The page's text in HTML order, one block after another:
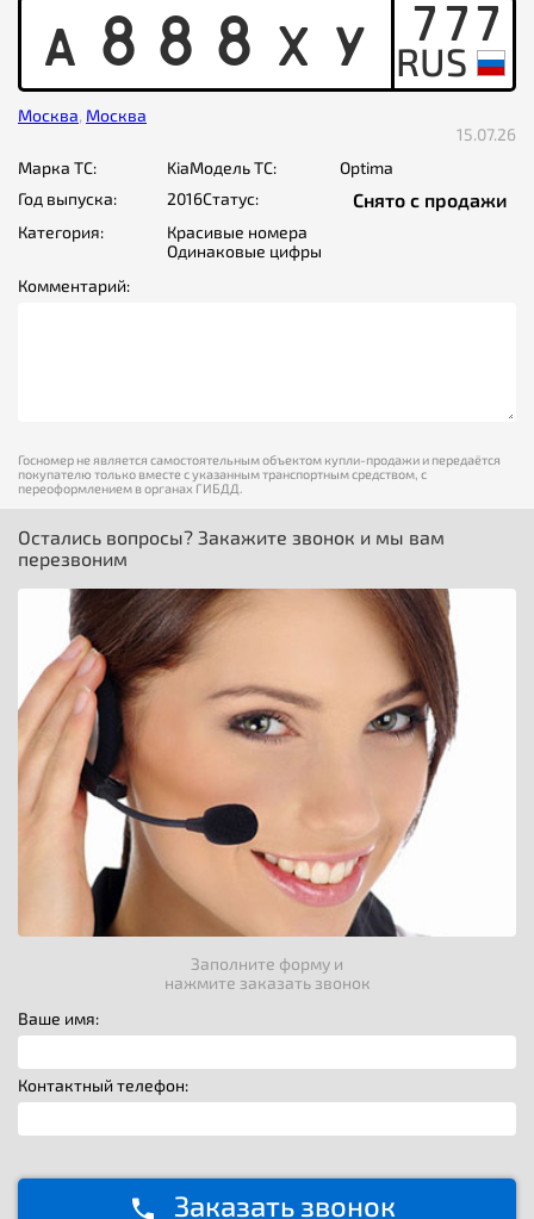
A 8 8 8 X Y 777
Москва, Москва
15.07.26
Марка ТС:
KiaМодель ТС:
Optima
Год выпуска:
2016Статус: Снято с продажи
Категория:
Красивые номера
Одинаковые цифры
Комментарий:
Госномер не является самостоятельным объектом купли-продажи и передаётся
покупателю только вместе с указанным транспортным средством, с
переоформлением в органах ГИБДД.
Остались вопросы? Закажите звонок и мы вам
перезвоним
Заполните форму и
нажмите заказать звонок
Ваше имя:
Контактный телефон:
Заказать звонок